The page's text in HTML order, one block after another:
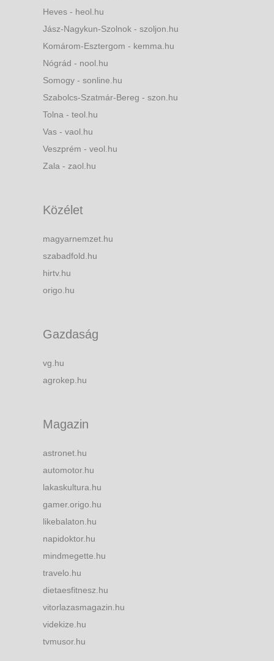
Heves - heol.hu
Jász-Nagykun-Szolnok - szoljon.hu
Komárom-Esztergom - kemma.hu
Nógrád - nool.hu
Somogy - sonline.hu
Szabolcs-Szatmár-Bereg - szon.hu
Tolna - teol.hu
Vas - vaol.hu
Veszprém - veol.hu
Zala - zaol.hu
Közélet
magyarnemzet.hu
szabadfold.hu
hirtv.hu
origo.hu
Gazdaság
vg.hu
agrokep.hu
Magazin
astronet.hu
automotor.hu
lakaskultura.hu
gamer.origo.hu
likebalaton.hu
napidoktor.hu
mindmegette.hu
travelo.hu
dietaesfitnesz.hu
vitorlazasmagazin.hu
videkize.hu
tvmusor.hu